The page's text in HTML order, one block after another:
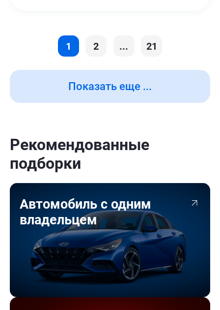
Показать еще ...
1 2 ... 21
Рекомендованные
подборки
Автомобиль с одним
владельцем